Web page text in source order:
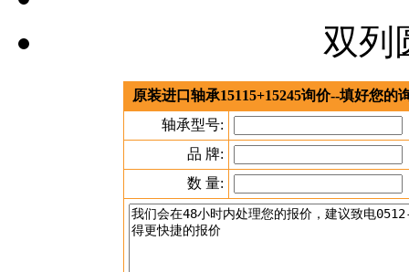
双列
原装进口轴承15115+15245询价--填好您的
轴承型号:
品 牌:
数 量: